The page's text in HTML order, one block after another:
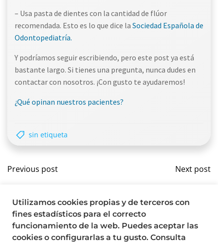
– Usa pasta de dientes con la cantidad de flúor
recomendada. Esto es lo que dice la Sociedad Española de
Odontopediatría.
Y podríamos seguir escribiendo, pero este post ya está
bastante largo. Si tienes una pregunta, nunca dudes en
contactar con nosotros. ¡Con gusto te ayudaremos!
¿Qué opinan nuestros pacientes?
sin etiqueta
Navegación
las
entradas
Previous post
las
Next post
Utilizamos cookies propias y de terceros con
fines estadísticos para el correcto
funcionamiento de la web. Puedes aceptar las
cookies o configurarlas a tu gusto. Consulta